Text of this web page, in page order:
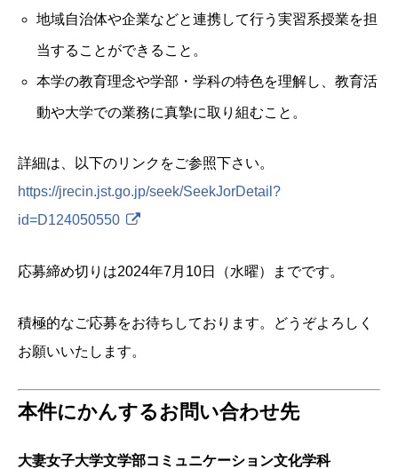
地域自治体や企業などと連携して行う実習系授業を担
当することができること。
本学の教育理念や学部・学科の特色を理解し、教育活
動や大学での業務に真摯に取り組むこと。
詳細は、以下のリンクをご参照下さい。
https://jrecin.jst.go.jp/seek/SeekJorDetail?
id=D124050550
応募締め切りは2024年7月10日（水曜）までです。
積極的なご応募をお待ちしております。どうぞよろしく
お願いいたします。
本件にかんするお問い合わせ先
大妻女子大学文学部コミュニケーション文化学科